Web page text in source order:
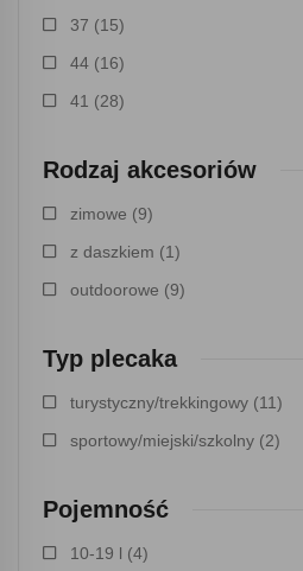
37 (15)
44 (16)
41 (28)
Rodzaj akcesoriów
zimowe (9)
z daszkiem (1)
outdoorowe (9)
Typ plecaka
turystyczny/trekkingowy (11)
sportowy/miejski/szkolny (2)
Pojemność
10-19 l (4)